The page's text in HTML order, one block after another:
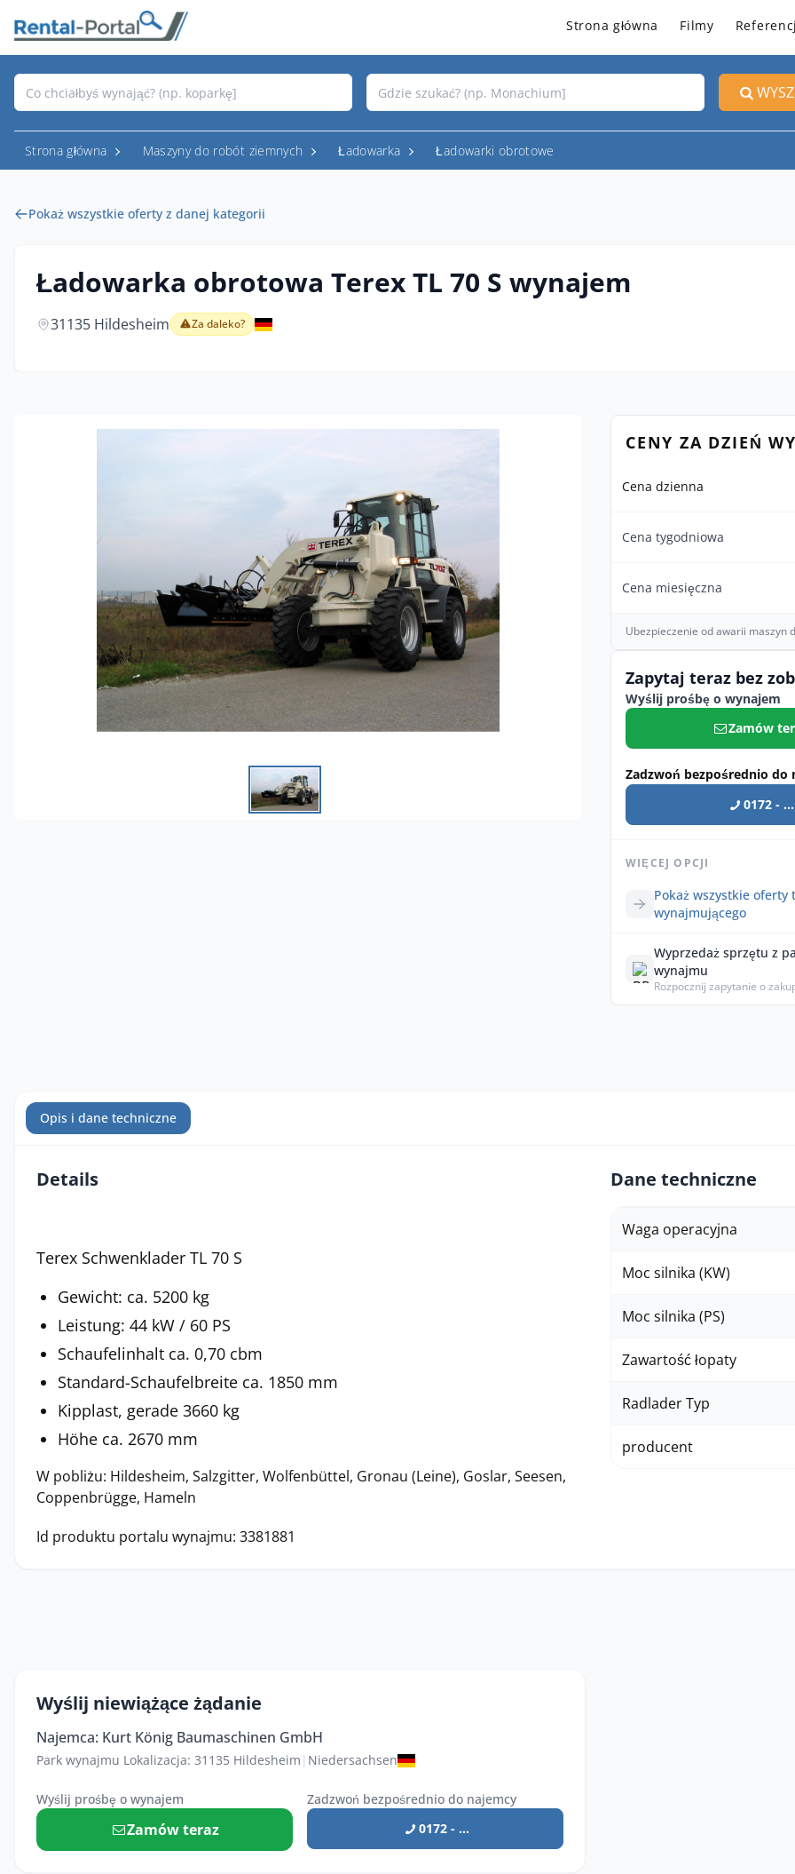
Strona główna Filmy
Strona główna Maszyny do robót ziemnych Ładowarka Ładowarki obrotowe
Pokaż wszystkie oferty z danej kategorii
Ładowarka obrotowa Terex TL 70 S wynajem
31135 Hildesheim Za daleko?
CENY ZA DZIEŃ
Cena dzienna
Cena tygodniowa
Cena miesięczna
Ubezpieczenie od awarii maszyn
Zapytaj teraz bez
Wyślij prośbę o wynajem
Zamów
Zadzwoń bezpośrednio do
0172 - ...
WIĘCEJ OPCJI
Pokaż wszystkie oferty
wynajmującego
Wyprzedaż sprzętu z
wynajmu
Rozpocznij zapytanie o
Opis i dane techniczne
Details
Terex Schwenklader TL 70 S
Gewicht: ca. 5200 kg
Leistung: 44 kW / 60 PS
Schaufelinhalt ca. 0,70 cbm
Standard-Schaufelbreite ca. 1850 mm
Kipplast, gerade 3660 kg
Höhe ca. 2670 mm
W pobliżu: Hildesheim, Salzgitter, Wolfenbüttel, Gronau (Leine), Goslar, Seesen,
Coppenbrügge, Hameln
Id produktu portalu wynajmu: 3381881
Dane techniczne
Waga operacyjna
Moc silnika (KW)
Moc silnika (PS)
Zawartość łopaty
Radlader Typ
producent
Wyślij niewiążące żądanie
Najemca: Kurt König Baumaschinen GmbH
Park wynajmu Lokalizacja: 31135 Hildesheim | Niedersachsen
Wyślij prośbę o wynajem
Zamów teraz
Zadzwoń bezpośrednio do najemcy
0172 - ...